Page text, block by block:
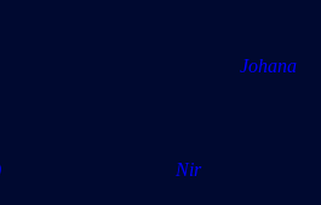
Johana
One) Nir